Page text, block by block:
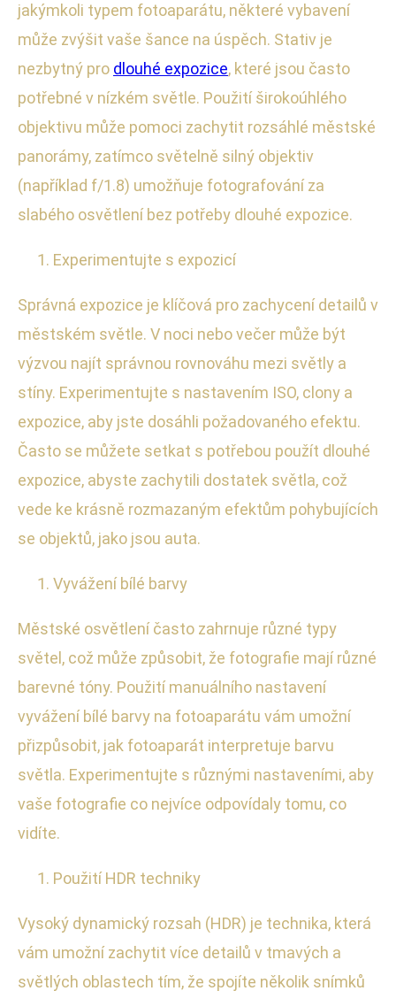
jakýmkoli typem fotoaparátu, některé vybavení
může zvýšit vaše šance na úspěch. Stativ je
nezbytný pro dlouhé expozice, které jsou často
potřebné v nízkém světle. Použití širokoúhlého
objektivu může pomoci zachytit rozsáhlé městské
panorámy, zatímco světelně silný objektiv
(například f/1.8) umožňuje fotografování za
slabého osvětlení bez potřeby dlouhé expozice.
Experimentujte s expozicí
Správná expozice je klíčová pro zachycení detailů v
městském světle. V noci nebo večer může být
výzvou najít správnou rovnováhu mezi světly a
stíny. Experimentujte s nastavením ISO, clony a
expozice, aby jste dosáhli požadovaného efektu.
Často se můžete setkat s potřebou použít dlouhé
expozice, abyste zachytili dostatek světla, což
vede ke krásně rozmazaným efektům pohybujících
se objektů, jako jsou auta.
Vyvážení bílé barvy
Městské osvětlení často zahrnuje různé typy
světel, což může způsobit, že fotografie mají různé
barevné tóny. Použití manuálního nastavení
vyvážení bílé barvy na fotoaparátu vám umožní
přizpůsobit, jak fotoaparát interpretuje barvu
světla. Experimentujte s různými nastaveními, aby
vaše fotografie co nejvíce odpovídaly tomu, co
vidíte.
Použití HDR techniky
Vysoký dynamický rozsah (HDR) je technika, která
vám umožní zachytit více detailů v tmavých a
světlých oblastech tím, že spojíte několik snímků